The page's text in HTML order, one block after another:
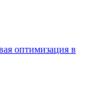
оптимизация в